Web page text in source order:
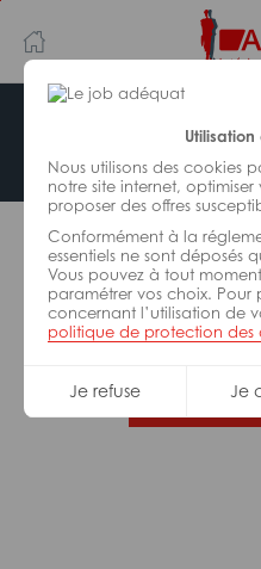
Nous utilisons des cookies
notre site internet,
proposer des offres
Conformément à la
essentiels ne sont déposés
Vous pouvez à tout
paramétrer vos choix. Pour
concernant l’utilisation de
politique de protection des
Je refuse Je
au
contenu
principal
navigation
Offre
L’offre d’emploi que
plus
De nombreuses
correspondre,
Trouvez